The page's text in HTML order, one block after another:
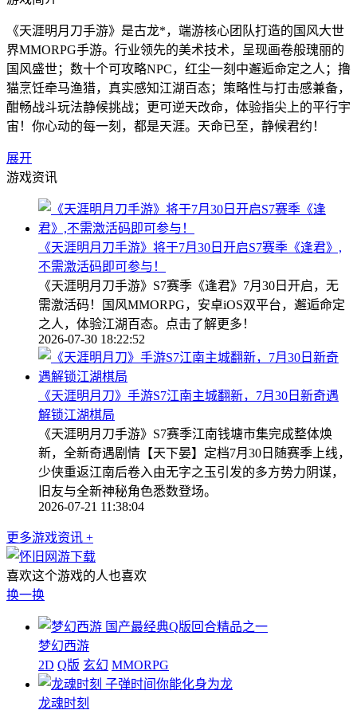
《天涯明月刀手游》是古龙*，端游核心团队打造的国风大世
界MMORPG手游。行业领先的美术技术，呈现画卷般瑰丽的
国风盛世；数十个可攻略NPC，红尘一刻中邂逅命定之人；撸
猫烹饪牵马渔猎，真实感知江湖百态；策略性与打击感兼备，
酣畅战斗玩法静候挑战；更可逆天改命，体验指尖上的平行宇
宙！你心动的每一刻，都是天涯。天命已至，静候君约！
展开
游戏资讯
《天涯明月刀手游》将于7月30日开启S7赛季《逢君》,
不需激活码即可参与！
《天涯明月刀手游》S7赛季《逢君》7月30日开启，无
需激活码！国风MMORPG，安卓iOS双平台，邂逅命定
之人，体验江湖百态。点击了解更多！
2026-07-30 18:22:52
《天涯明月刀》手游S7江南主城翻新，7月30日新奇遇
解锁江湖棋局
《天涯明月刀手游》S7赛季江南钱塘市集完成整体焕
新，全新奇遇剧情【天下晏】定档7月30日随赛季上线，
少侠重返江南后卷入由无字之玉引发的多方势力阴谋，
旧友与全新神秘角色悉数登场。
2026-07-21 11:38:04
更多游戏资讯 +
喜欢这个游戏的人也喜欢
换一换
国产最经典Q版回合精品之一
梦幻西游
2D Q版 玄幻 MMORPG
子弹时间你能化身为龙
龙魂时刻